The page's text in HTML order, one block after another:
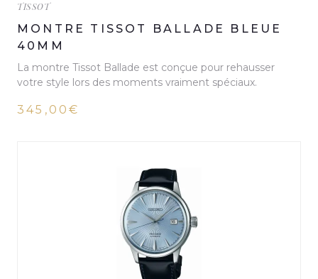
TISSOT
MONTRE TISSOT BALLADE BLEUE
40MM
La montre Tissot Ballade est conçue pour rehausser
votre style lors des moments vraiment spéciaux.
345,00€